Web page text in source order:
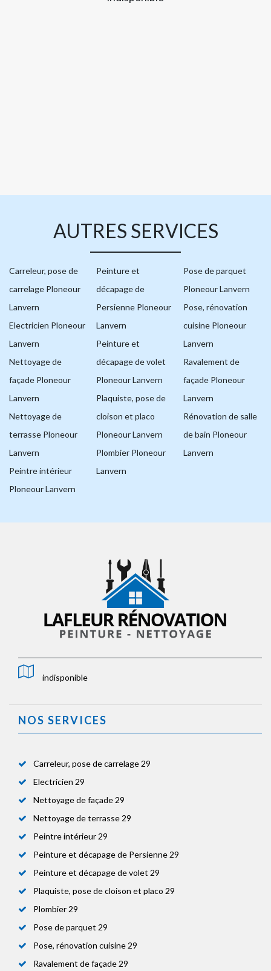
AUTRES SERVICES
Carreleur, pose de
carrelage Ploneour
Lanvern
Electricien Ploneour
Lanvern
Nettoyage de
façade Ploneour
Lanvern
Nettoyage de
terrasse Ploneour
Lanvern
Peintre intérieur
Ploneour Lanvern
Peinture et
décapage de
Persienne Ploneour
Lanvern
Peinture et
décapage de volet
Ploneour Lanvern
Plaquiste, pose de
cloison et placo
Ploneour Lanvern
Plombier Ploneour
Lanvern
Pose de parquet
Ploneour Lanvern
Pose, rénovation
cuisine Ploneour
Lanvern
Ravalement de
façade Ploneour
Lanvern
Rénovation de salle
de bain Ploneour
Lanvern
indisponible
NOS SERVICES
Carreleur, pose de carrelage 29
Electricien 29
Nettoyage de façade 29
Nettoyage de terrasse 29
Peintre intérieur 29
Peinture et décapage de Persienne 29
Peinture et décapage de volet 29
Plaquiste, pose de cloison et placo 29
Plombier 29
Pose de parquet 29
Pose, rénovation cuisine 29
Ravalement de façade 29